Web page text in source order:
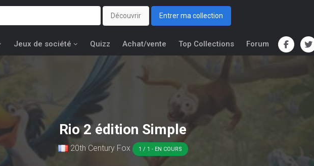
Découvrir Entrer ma collection
Jeux de société Quizz Achat/vente Top Collections Forum
Rio 2 édition Simple
20th Century Fox 1 / 1 - EN COURS